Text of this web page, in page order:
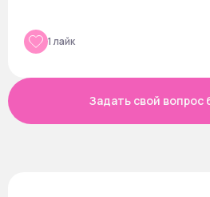
1 лайк
Задать свой вопрос